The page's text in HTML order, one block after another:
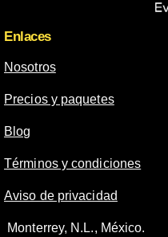
Enlaces
Nosotros
Precios y paquetes
Blog
Términos y condiciones
Aviso de privacidad
Monterrey, N.L., México.